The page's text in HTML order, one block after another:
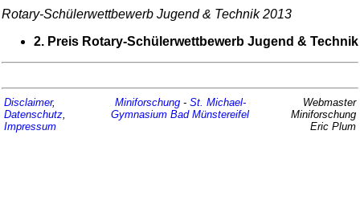
Rotary-Schüler­wett­bewerb Jugend & Technik 2013
2. Preis Rotary-Schüler­wett­bewerb Jugend & Technik
Disclaimer,
Datenschutz,
Impressum
Miniforschung- St. Michael-
Gymnasium Bad Münstereifel
Webmaster
Miniforschung
Eric Plum